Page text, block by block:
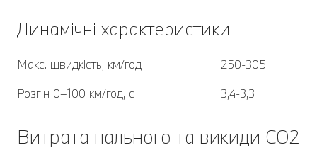
Динамічні характеристики
Макс. швидкість, км/год
250-305
Розгін 0–100 км/год, с
3,4-3,3
Витрата пального та викиди CO2